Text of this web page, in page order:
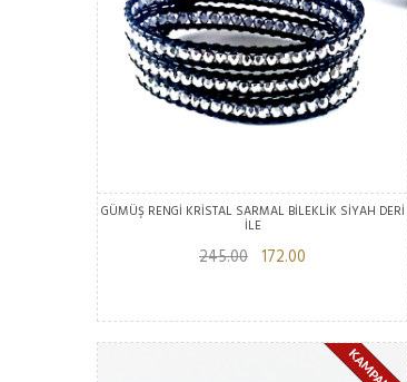
GÜMÜŞ RENGİ KRİSTAL SARMAL BİLEKLİK SİYAH DERİ
İLE
245.00 172.00